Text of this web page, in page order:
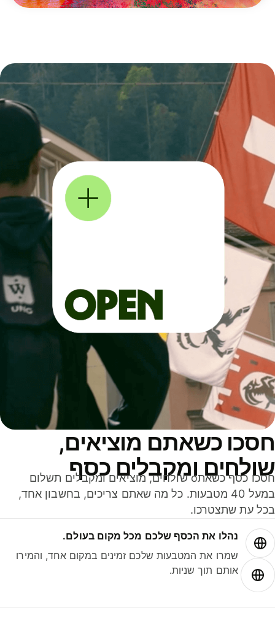
כשאתם מוציאים,
ומקבלים כסף
חסכו כסף כשאתo שולחים, מוציאים ומקבלים תשלום
במעל 40 מטבעות. כל מה שאתם צריכים, בחשבון אחד,
עת שתצטרכו.
נהלו את הכסף שלכם מכל מקום בעולם.
שמרו את המטבעות שלכם זמינים במקום אחד, והמירו
אותם תוך שניות.